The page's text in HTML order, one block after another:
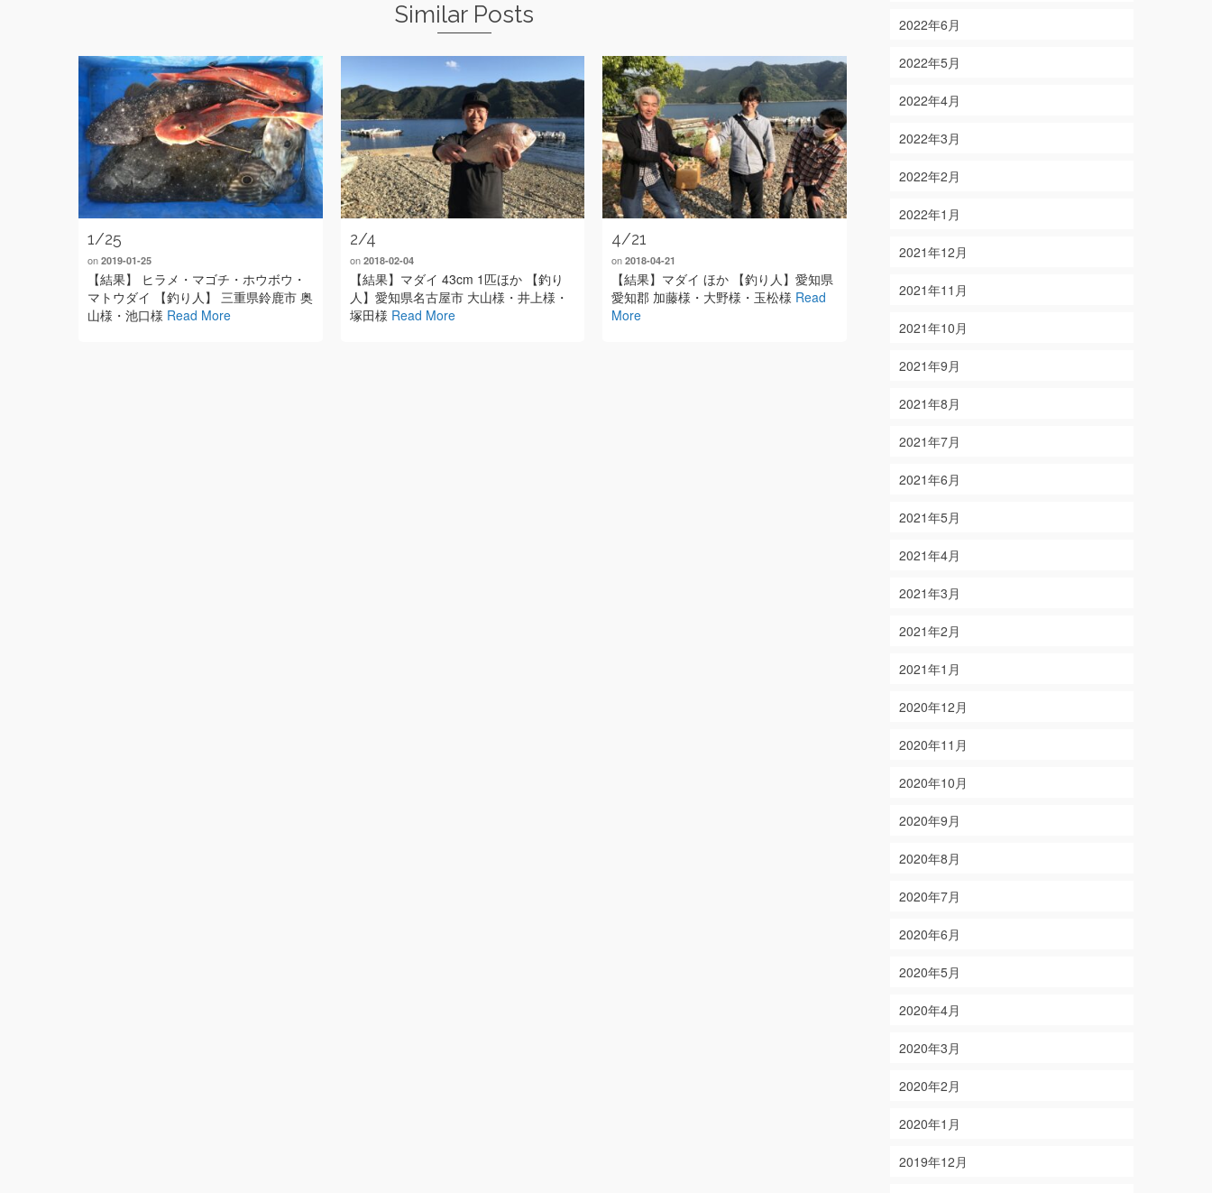
Similar Posts
1/25
on 2019-01-25
【結果】 ヒラメ・マゴチ・ホウボウ・
マトウダイ 【釣り人】 三重県鈴鹿市 奥
山様・池口様 Read More
2/4
on 2018-02-04
【結果】マダイ 43cm 1匹ほか 【釣り
人】愛知県名古屋市 大山様・井上様・
塚田様 Read More
4/21
on2018-04-21
【結果】マダイ ほか 【釣り人】愛知県
愛知郡 加藤様・大野様・玉松様 Read
More
2020-02-09
【釣り人】 三重県亀山市 馬路様・山
2022年6月
2022年5月
2022年4月
2022年3月
2022年2月
2022年1月
2021年12月
2021年11月
2021年10月
2021年9月
2021年8月
2021年7月
2021年6月
2021年5月
2021年4月
2021年3月
2021年2月
2021年1月
2020年12月
2020年11月
2020年10月
2020年9月
2020年8月
2020年7月
2020年6月
2020年5月
2020年4月
2020年3月
2020年2月
2020年1月
2019年12月